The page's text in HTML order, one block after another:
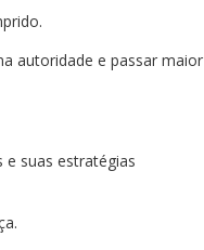
autoridade e passar maior
suas estratégias